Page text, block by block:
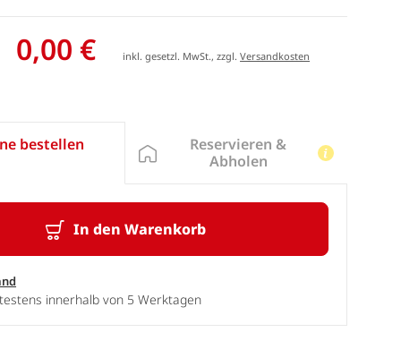
0,00 € inkl. gesetzl. MwSt., zzgl.Versandkosten
bestellen
In den Warenkorb
innerhalb von 5 Werktagen
Reservieren &
Abholen